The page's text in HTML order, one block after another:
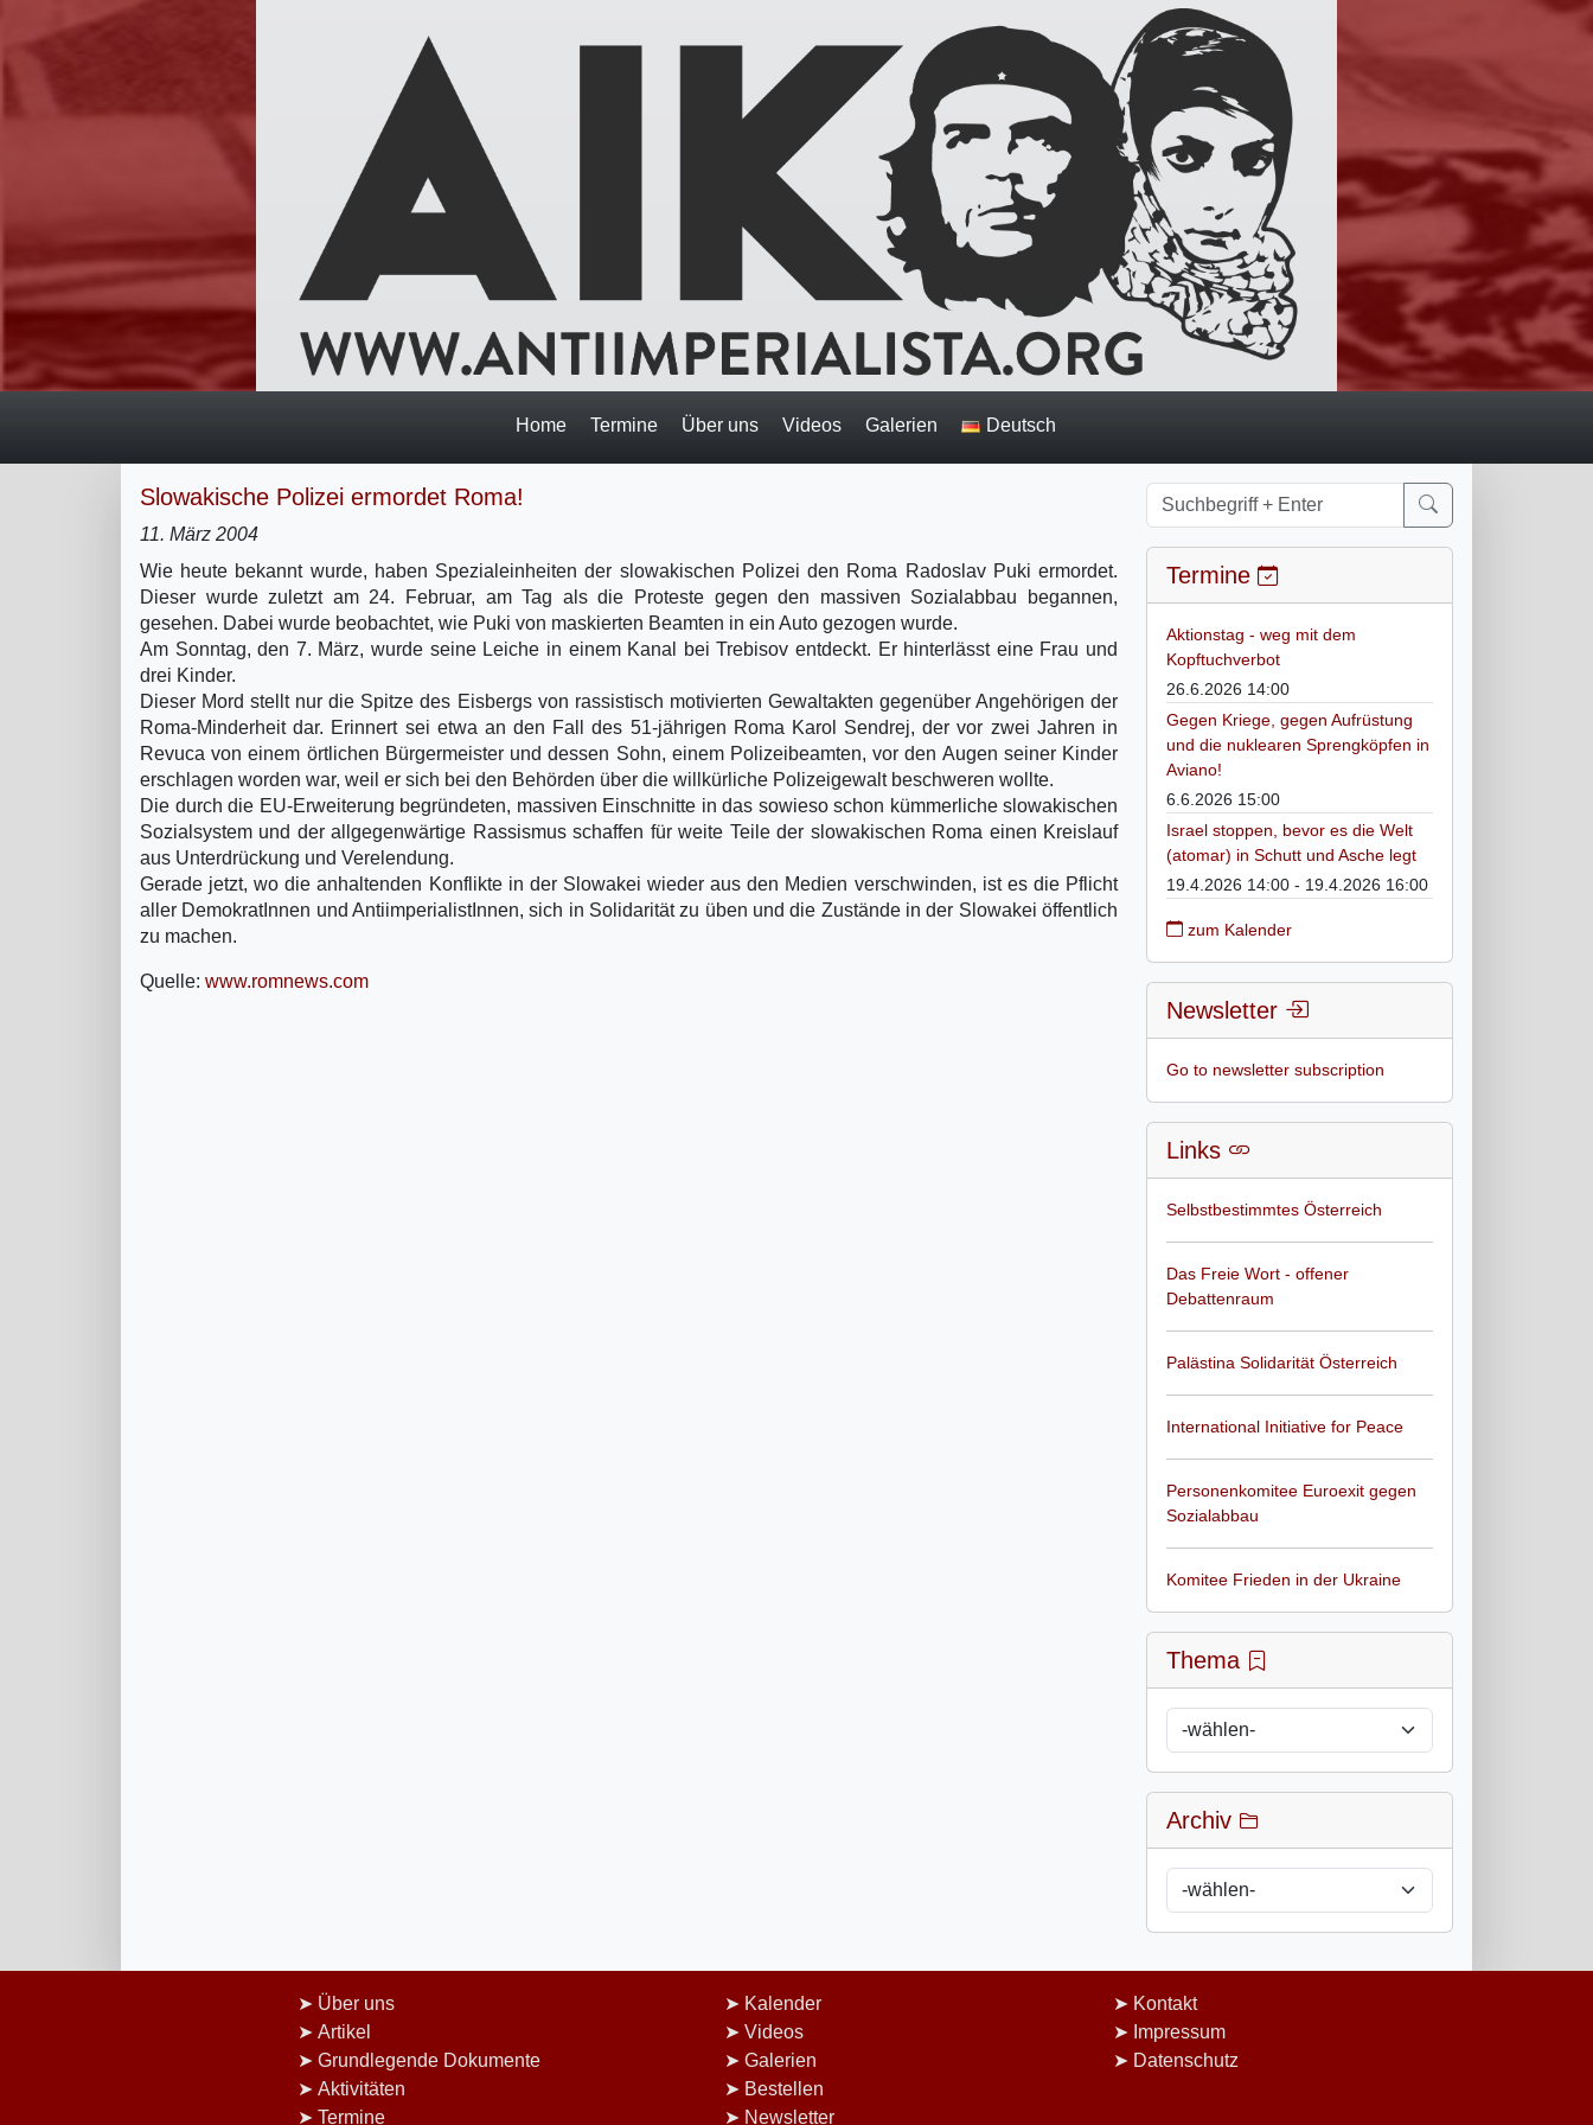
Home Termine Über uns Videos Galerien Deutsch
Slowakische Polizei ermordet Roma!
11. März 2004
Wie heute bekannt wurde, haben Spezialeinheiten der slowakischen Polizei den Roma Radoslav Puki ermordet.
Dieser wurde zuletzt am 24. Februar, am Tag als die Proteste gegen den massiven Sozialabbau begannen,
gesehen. Dabei wurde beobachtet, wie Puki von maskierten Beamten in ein Auto gezogen wurde.
Am Sonntag, den 7. März, wurde seine Leiche in einem Kanal bei Trebisov entdeckt. Er hinterlässt eine Frau und
drei Kinder.
Dieser Mord stellt nur die Spitze des Eisbergs von rassistisch motivierten Gewaltakten gegenüber Angehörigen der
Roma-Minderheit dar. Erinnert sei etwa an den Fall des 51-jährigen Roma Karol Sendrej, der vor zwei Jahren in
Revuca von einem örtlichen Bürgermeister und dessen Sohn, einem Polizeibeamten, vor den Augen seiner Kinder
erschlagen worden war, weil er sich bei den Behörden über die willkürliche Polizeigewalt beschweren wollte.
Die durch die EU-Erweiterung begründeten, massiven Einschnitte in das sowieso schon kümmerliche slowakischen
Sozialsystem und der allgegenwärtige Rassismus schaffen für weite Teile der slowakischen Roma einen Kreislauf
aus Unterdrückung und Verelendung.
Gerade jetzt, wo die anhaltenden Konflikte in der Slowakei wieder aus den Medien verschwinden, ist es die Pflicht
aller DemokratInnen und AntiimperialistInnen, sich in Solidarität zu üben und die Zustände in der Slowakei öffentlich
zu machen.
Quelle: www.romnews.com
Termine
Aktionstag - weg mit dem
Kopftuchverbot
26.6.2026 14:00
Gegen Kriege, gegen Aufrüstung
und die nuklearen Sprengköpfen in
Aviano!
6.6.2026 15:00
Israel stoppen, bevor es die Welt
(atomar) in Schutt und Asche legt
19.4.2026 14:00 - 19.4.2026 16:00
zum Kalender
Newsletter
Go to newsletter subscription
Links
Selbstbestimmtes Österreich
Das Freie Wort - offener
Debattenraum
Palästina Solidarität Österreich
International Initiative for Peace
Personenkomitee Euroexit gegen
Sozialabbau
Komitee Frieden in der Ukraine
Thema
Archiv
Über uns
Artikel
Grundlegende Dokumente
Aktivitäten
Termine
Kalender
Videos
Galerien
Bestellen
Newsletter
Kontakt
Impressum
Datenschutz